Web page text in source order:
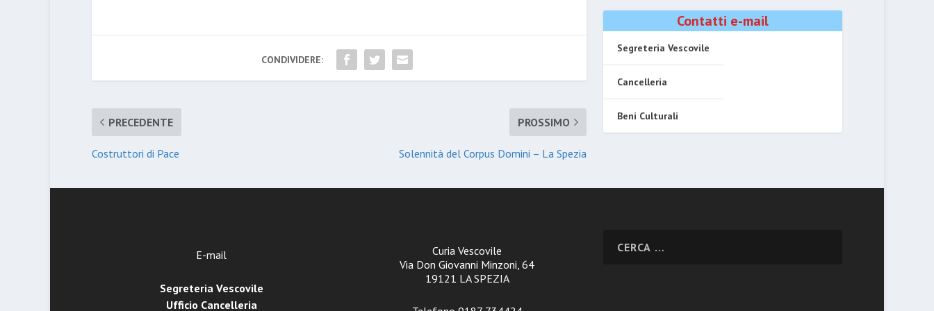
CONDIVIDERE:
PRECEDENTE
Costruttori di Pace
PROSSIMO
Solennità del Corpus Domini – La Spezia
Contatti e-mail
Segreteria Vescovile
Cancelleria
Beni Culturali
E-mail
Segreteria Vescovile
Ufficio Cancelleria
Curia Vescovile
Via Don Giovanni Minzoni, 64
19121 LA SPEZIA